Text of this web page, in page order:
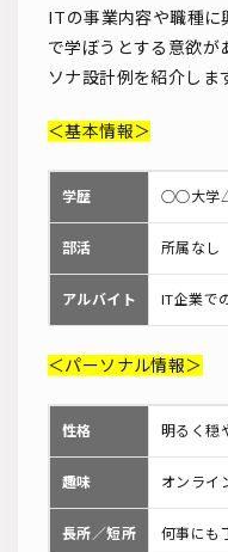
ITの事業内容や職種に
で学ぼうとする意欲が
ソナ設計例を紹介しま
＜基本情報＞
学歴 ○○大学
部活 所属なし
アルバイト IT企業で
＜パーソナル情報＞
性格 明るく穏
趣味 オンライ
長所／短所 何事にも